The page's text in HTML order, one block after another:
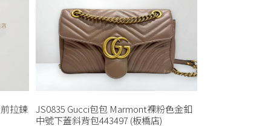
拉鍊
JS0835 Gucci包包 Marmont裸粉色金釦
中號下蓋斜背包443497 (板橋店)